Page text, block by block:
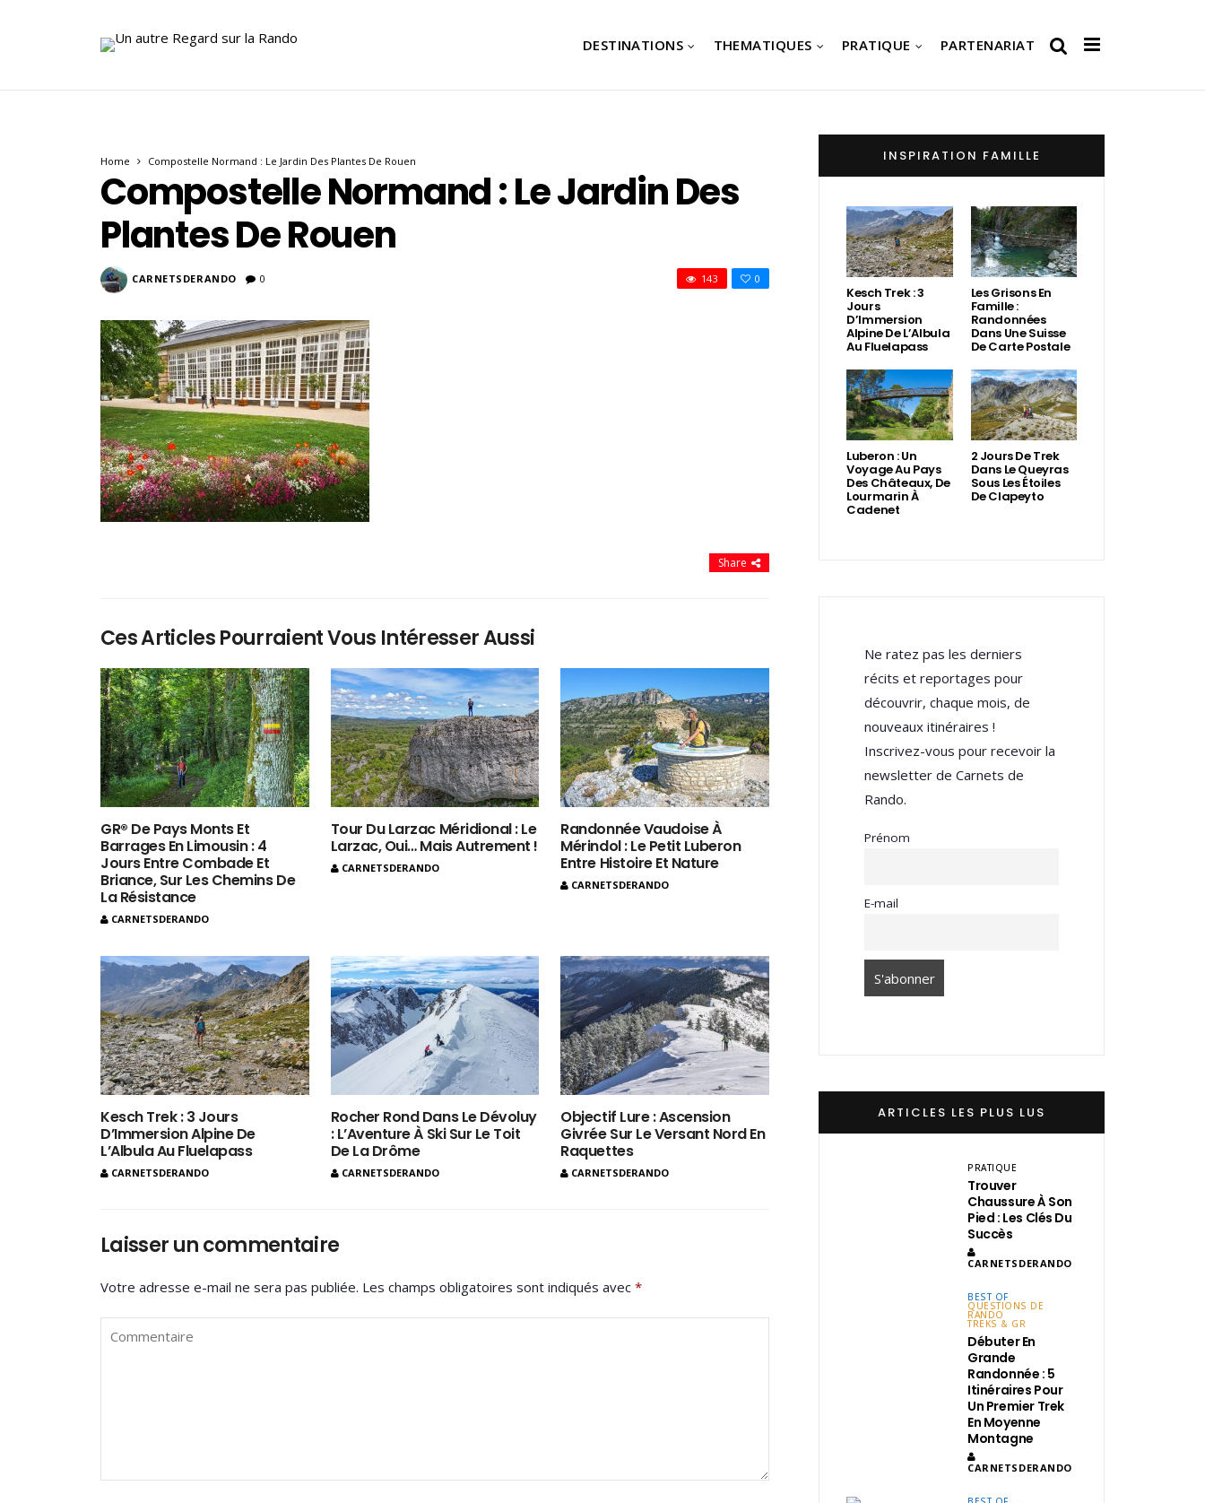
DESTINATIONS THEMATIQUES PRATIQUE PARTENARIAT
Home Compostelle Normand : Le Jardin Des Plantes De Rouen
Compostelle Normand : Le Jardin Des
Plantes De Rouen
CARNETSDERANDO 0 0
143
Share
Ces Articles Pourraient Vous Intéresser Aussi
GR® De Pays Monts Et
Barrages En Limousin : 4
Jours Entre Combade Et
Briance, Sur Les Chemins De
La Résistance
CARNETSDERANDO
Tour Du Larzac Méridional : Le
Larzac, Oui… Mais Autrement !
CARNETSDERANDO
Randonnée Vaudoise À
Mérindol : Le Petit Luberon
Entre Histoire Et Nature
CARNETSDERANDO
Kesch Trek : 3 Jours
D’Immersion Alpine De
L’Albula Au Fluelapass
CARNETSDERANDO
Rocher Rond Dans Le Dévoluy
: L’Aventure À Ski Sur Le Toit
De La Drôme
CARNETSDERANDO
Objectif Lure : Ascension
Givrée Sur Le Versant Nord En
Raquettes
CARNETSDERANDO
Laisser un commentaire
Votre adresse e-mail ne sera pas publiée. Les champs obligatoires sont indiqués avec *
INSPIRATION FAMILLE
Kesch Trek : 3
Jours
D’Immersion
Alpine De L’Albula
Au Fluelapass
Les Grisons En
Famille :
Randonnées
Dans Une Suisse
De Carte Postale
Luberon : Un
Voyage Au Pays
Des Châteaux, De
Lourmarin À
Cadenet
2 Jours De Trek
Dans Le Queyras
Sous Les Étoiles
De Clapeyto
Ne ratez pas les derniers
récits et reportages pour
découvrir, chaque mois, de
nouveaux itinéraires !
Inscrivez-vous pour recevoir la
newsletter de Carnets de
Rando.
Prénom
E-mail
ARTICLES LES PLUS LUS
PRATIQUE
Trouver
Chaussure À Son
Pied : Les Clés Du
Succès
CARNETSDERANDO
BEST OF
QUESTIONS DE
RANDO
TREKS & GR
Débuter En
Grande
Randonnée : 5
Itinéraires Pour
Un Premier Trek
En Moyenne
Montagne
CARNETSDERANDO